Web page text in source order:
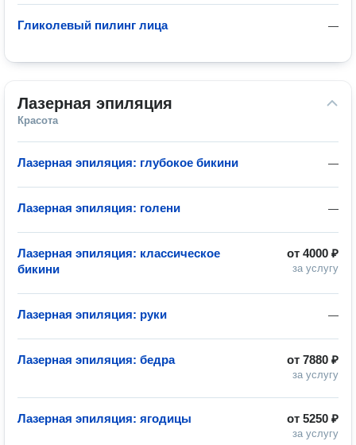
—
Гликолевый пилинг лица
Лазерная эпиляция
Красота
—
Лазерная эпиляция: глубокое бикини
—
Лазерная эпиляция: голени
от 4000 ₽
за услугу
Лазерная эпиляция: классическое
бикини
—
Лазерная эпиляция: руки
от 7880 ₽
за услугу
Лазерная эпиляция: бедра
от 5250 ₽
за услугу
Лазерная эпиляция: ягодицы